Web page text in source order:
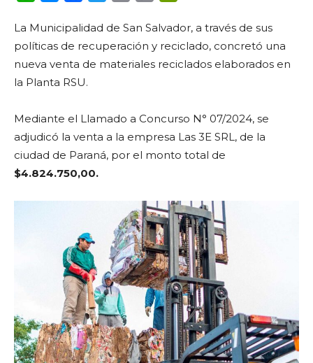
La Municipalidad de San Salvador, a través de sus
políticas de recuperación y reciclado, concretó una
nueva venta de materiales reciclados elaborados en
la Planta RSU.
Mediante el Llamado a Concurso N° 07/2024, se
adjudicó la venta a la empresa Las 3E SRL, de la
ciudad de Paraná, por el monto total de
$4.824.750,00.